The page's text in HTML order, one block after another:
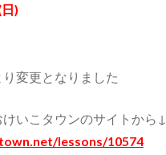
)
変更となりました
いこタウンのサイトから↓
lessons/10574